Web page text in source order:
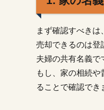
ン
問
1.1.
の名
義人
1.2.
まず確認すべきは
売却できるのは登
夫婦の共有名義で
もし、家の相続
ることで確認でき